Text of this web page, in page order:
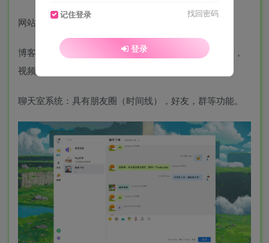
网站分两个模块：
博客系统：具有文章，表白墙，图片墙，收藏夹，乐曲，
视频播放，留言，友链，时间线，后台管理等功能。
聊天室系统：具有朋友圈（时间线），好友，群等功能。
记住登录 找回密码
登录